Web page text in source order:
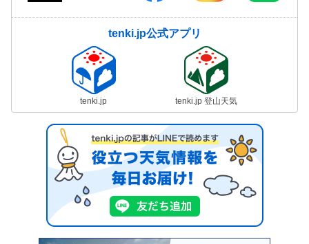
tenki.jp公式アプリ
tenki.jp tenki.jp 登山天気